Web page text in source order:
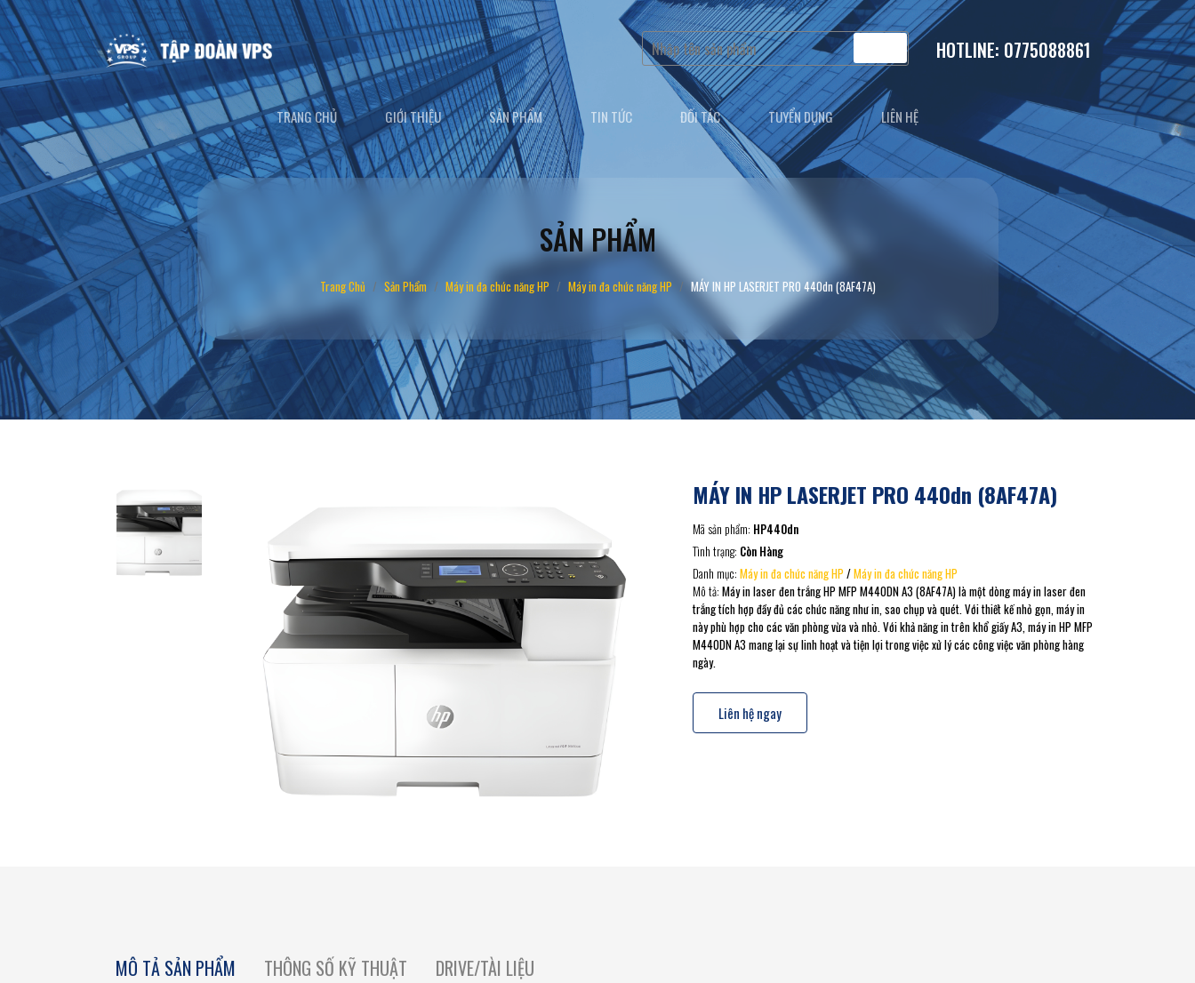
HOTLINE: 0775088861
TRANG CHỦ GIỚI THIỆU SẢN PHẨM TIN TỨC ĐỐI TÁC TUYỂN DỤNG LIÊN HỆ
SẢN PHẨM
Trang Chủ Sản Phẩm Máy in đa chức năng HP Máy in đa chức năng HP MÁY IN HP LASERJET PRO 440dn (8AF47A)
MÁY IN HP LASERJET PRO 440dn (8AF47A)
Mã sản phẩm: HP440dn
Tình trạng: Còn Hàng
Danh mục: Máy in đa chức năng HP /Máy in đa chức năng HP
Mô tả: Máy in laser đen trắng HP MFP M440DN A3 (8AF47A) là một dòng máy in laser đen
trắng tích hợp đầy đủ các chức năng như in, sao chụp và quét. Với thiết kế nhỏ gọn, máy in
này phù hợp cho các văn phòng vừa và nhỏ. Với khả năng in trên khổ giấy A3, máy in HP MFP
M440DN A3 mang lại sự linh hoạt và tiện lợi trong việc xử lý các công việc văn phòng hàng
ngày.
Liên hệ ngay
MÔ TẢ SẢN PHẨM THÔNG SỐ KỸ THUẬT DRIVE/TÀI LIỆU